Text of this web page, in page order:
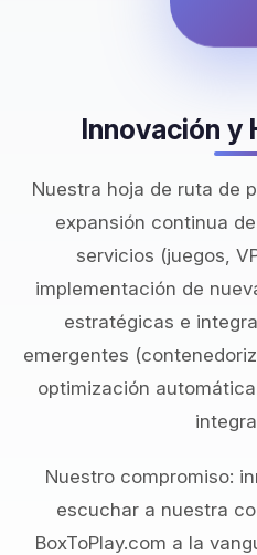
Innovación y
Nuestra hoja de ruta de
expansión continua
servicios (juegos,
implementación de
estratégicas e
emergentes
optimización
Nuestro compromiso:
escuchar a nuestra
BoxToPlay.com a la